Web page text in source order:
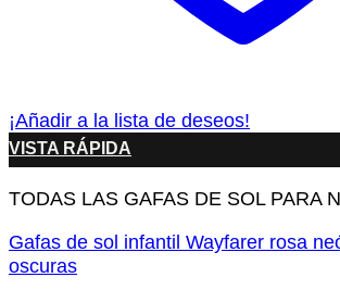
¡Añadir a la lista de deseos!
VISTA RÁPIDA
TODAS LAS GAFAS DE SOL PARA
Gafas de sol infantil Wayfarer rosa
oscuras